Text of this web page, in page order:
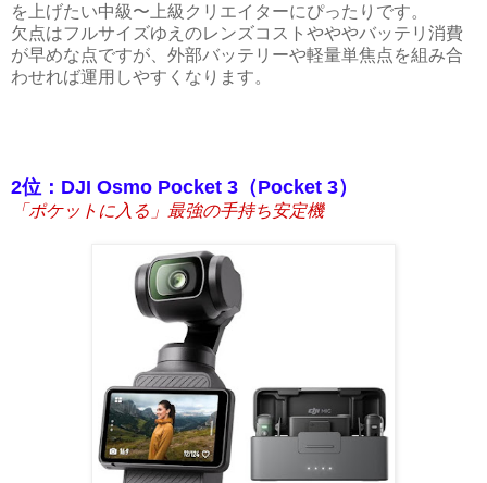
を上げたい中級〜上級クリエイターにぴったりです。
欠点はフルサイズゆえのレンズコストやややバッテリ消費
が早めな点ですが、外部バッテリーや軽量単焦点を組み合
わせれば運用しやすくなります。
2位：DJI Osmo Pocket 3（Pocket 3）
「ポケットに入る」最強の手持ち安定機